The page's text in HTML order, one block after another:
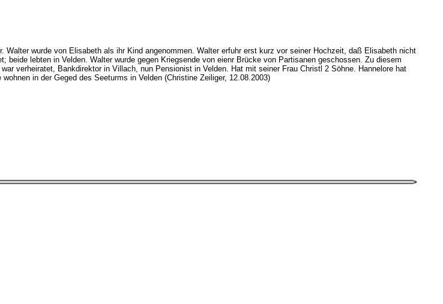
wurde von Elisabeth als ihr Kind angenommen. Walter erfuhr erst kurz vor seiner Hochzeit, daß Elisabeth nicht
lebten in Velden. Walter wurde gegen Kriegsende von eienr Brücke von Partisanen geschossen. Zu diesem
verheiratet, Bankdirektor in Villach, nun Pensionist in Velden. Hat mit seiner Frau Christl 2 Söhne. Hannelore hat
in der Geged des Seeturms in Velden (Christine Zeiliger, 12.08.2003)